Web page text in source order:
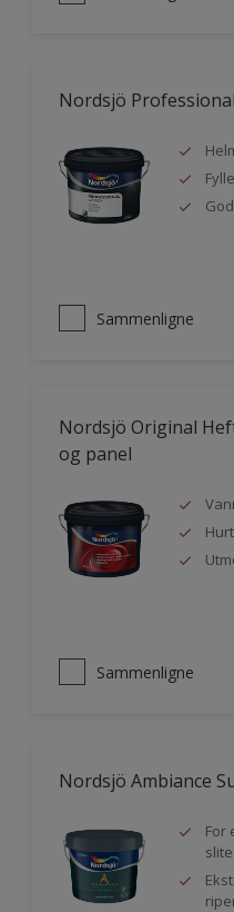
Nordsjö
Sammenligne
Nordsjö Original
og panel
Sammenligne
Nordsjö Ambiance
For